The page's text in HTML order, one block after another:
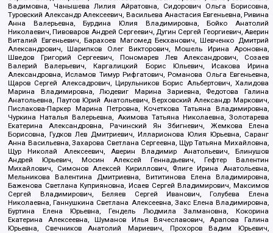
Вадимовна, Чанышева Лилия Айратовна, Сидорович Ольга Борисовна,
Туровский Александр Алексеевич, Васильева Анастасия Евгеньевна, Ривина
Анна Валерьевна, Бурдина Юлия Владимировна, Бойко Анатолий
Николаевич, Пивоваров Андрей Сергеевич, Дугин Сергей Георгиевич, Аверин
Виталий Евгеньевич, Барахоев Магомед Бекханович, Шевченко Дмитрий
Александрович, Шарипков Олег Викторович, Мошель Ирина Ароновна,
Шведов Григорий Сергеевич, Пономарев Лев Александрович, Созаев
Валерий Валерьевич, Каргалицкий Борис Юльевич, Исакова Ирина
Александровна, Исламов Тимур Рифгатович, Романова Ольга Евгеньевна,
Щаров Сергей Алексадрович, Цирульников Борис Альбертович, Халидова
Марина Владимировна, Людевиг Марина Зариевна, Федотова Галина
Анатольевна, Паутов Юрий Анатольевич, Верховский Александр Маркович,
Пислакова-Паркер Марина Петровна, Кочеткова Татьяна Владимировна,
Чуркина Наталья Валерьевна, Акимова Татьяна Николаевна, Золотарева
Екатерина Александровна, Рачинский Ян Збигневич, Жемкова Елена
Борисовна, Гудков Лев Дмитриевич, Илларионова Юлия Юрьевна, Саранг
Анна Васильевна, Захарова Светлана Сергеевна, Щур Татьяна Михайловна,
Щур Николай Алексеевич, Аверин Владимир Анатольевич, Блинушов
Андрей Юрьевич, Мосин Алексей Геннадьевич, Гефтер Валентин
Михайлович, Симонов Алексей Кириллович, Флиге Ирина Анатольевна,
Мельникова Валентина Дмитриевна, Вититинова Елена Владимировна,
Баженова Светлана Куприяновна, Исаев Сергей Владимирович, Максимов
Сергей Владимирович, Беляев Сергей Иванович, Голубева Елена
Николаевна, Ганнушкина Светлана Алексеевна, Закс Елена Владимировна,
Буртина Елена Юрьевна, Гендель Людмила Залмановна, Кокорина
Екатерина Алексеевна, Шуманов Илья Вячеславович, Арапова Галина
Юрьевна, Свечников Анатолий Мариевич, Прохоров Вадим Юрьевич,